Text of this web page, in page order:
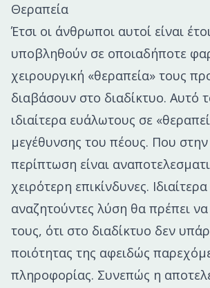
Θεραπεία
Έτσι οι άνθρωποι αυτοί είναι
υποβληθούν σε οποιαδήποτε
χειρουργική «θεραπεία» τους
διαβάσουν στο διαδίκτυο. Αυτό
ιδιαίτερα ευάλωτους σε
μεγέθυνσης του πέους. Που
περίπτωση είναι
χειρότερη επικίνδυνες. Ιδιαίτερα
αναζητούντες λύση θα πρέπει
τους, ότι στο διαδίκτυο δεν
ποιότητας της αφειδώς
πληροφορίας. Συνεπώς η